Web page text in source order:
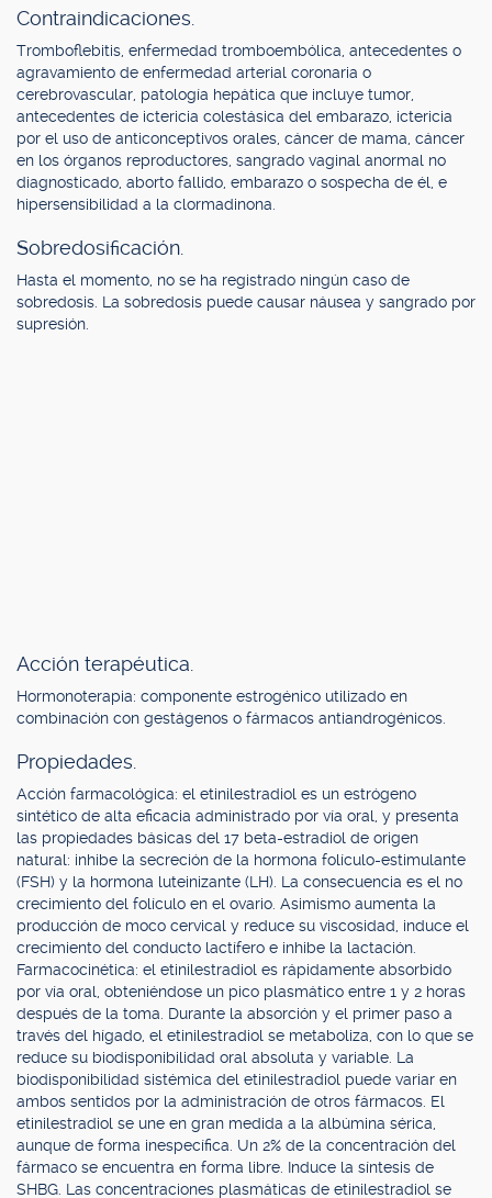
Contraindicaciones.
Tromboflebitis, enfermedad tromboembólica, antecedentes o
agravamiento de enfermedad arterial coronaria o
cerebrovascular, patología hepática que incluye tumor,
antecedentes de ictericia colestásica del embarazo, ictericia
por el uso de anticonceptivos orales, cáncer de mama, cáncer
en los órganos reproductores, sangrado vaginal anormal no
diagnosticado, aborto fallido, embarazo o sospecha de él, e
hipersensibilidad a la clormadinona.
Sobredosificación.
Hasta el momento, no se ha registrado ningún caso de
sobredosis. La sobredosis puede causar náusea y sangrado por
supresión.
Acción terapéutica.
Hormonoterapia: componente estrogénico utilizado en
combinación con gestágenos o fármacos antiandrogénicos.
Propiedades.
Acción farmacológica: el etinilestradiol es un estrógeno
sintético de alta eficacia administrado por vía oral, y presenta
las propiedades básicas del 17 beta-estradiol de origen
natural: inhibe la secreción de la hormona folículo-estimulante
(FSH) y la hormona luteinizante (LH). La consecuencia es el no
crecimiento del folículo en el ovario. Asimismo aumenta la
producción de moco cervical y reduce su viscosidad, induce el
crecimiento del conducto lactífero e inhibe la lactación.
Farmacocinética: el etinilestradiol es rápidamente absorbido
por vía oral, obteniéndose un pico plasmático entre 1 y 2 horas
después de la toma. Durante la absorción y el primer paso a
través del hígado, el etinilestradiol se metaboliza, con lo que se
reduce su biodisponibilidad oral absoluta y variable. La
biodisponibilidad sistémica del etinilestradiol puede variar en
ambos sentidos por la administración de otros fármacos. El
etinilestradiol se une en gran medida a la albúmina sérica,
aunque de forma inespecífica. Un 2% de la concentración del
fármaco se encuentra en forma libre. Induce la síntesis de
SHBG. Las concentraciones plasmáticas de etinilestradiol se